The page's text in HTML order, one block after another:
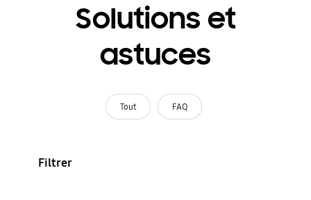
Solutions et
astuces
Tout FAQ
Filtrer